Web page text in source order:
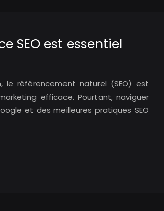
SEO est essentiel
le référencement naturel (SEO) est
efficace. Pourtant, naviguer
et des meilleures pratiques SEO